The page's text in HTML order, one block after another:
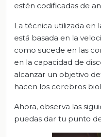
estén codificadas de
La técnica utilizada en
está basada en la
como sucede en las
en la capacidad de
alcanzar un objetivo
hacen los cerebros
Ahora, observa las
puedas dar tu punto